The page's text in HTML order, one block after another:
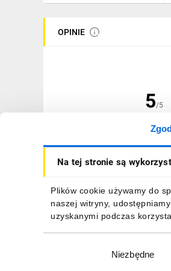
Na tej stronie są
Plików cookie używamy do
naszej witryny,
uzyskanymi podczas
Niezbędne
OPINIE
5/5
(1 opinia)
26.05.2017
Dobry stosunek ceny do
ZGŁOŚ NADUŻYCIE